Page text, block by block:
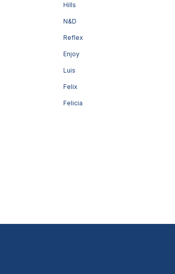
Hills
N&D
Reflex
Enjoy
Luis
Felix
Felicia